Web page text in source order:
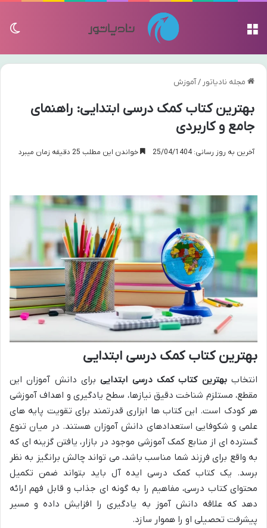
مجله نادیاتور /آموزش
بهترین کتاب کمک درسی ابتدایی: راهنمای
جامع و کاربردی
آخرین به روز رسانی: 25/04/1404 خواندن این مطلب 25 دقیقه زمان میبرد
بهترین کتاب کمک درسی ابتدایی
انتخاببهترین کتاب کمک درسی ابتداییبرای دانش آموزان این
مقطع، مستلزم شناخت دقیق نیازها، سطح یادگیری و اهداف آموزشی
هر کودک است. این کتاب ها ابزاری قدرتمند برای تقویت پایه های
علمی و شکوفایی استعدادهای دانش آموزان هستند. در میان تنوع
گسترده ای از منابع کمک آموزشی موجود در بازار، یافتن گزینه ای که
به واقع برای فرزند شما مناسب باشد، می تواند چالش برانگیز به نظر
برسد. یک کتاب کمک درسی ایده آل باید بتواند ضمن تکمیل
محتوای کتاب درسی، مفاهیم را به گونه ای جذاب و قابل فهم ارائه
دهد که علاقه دانش آموز به یادگیری را افزایش داده و مسیر
پیشرفت تحصیلی او را هموار سازد.